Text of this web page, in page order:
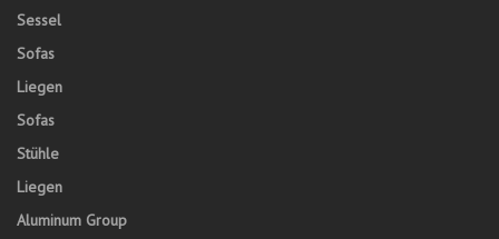
Sessel
Sofas
Liegen
Sofas
Stühle
Liegen
Aluminum Group